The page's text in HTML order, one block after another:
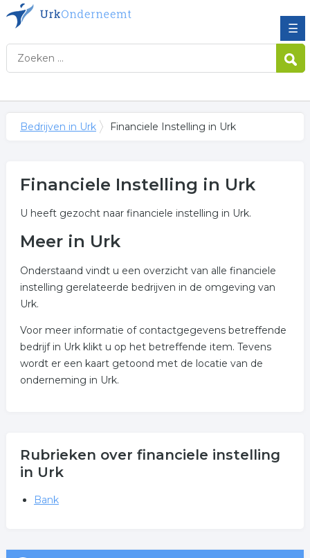
☰
Bedrijven in Urk Financiele Instelling in Urk
Financiele Instelling in Urk
U heeft gezocht naar financiele instelling in Urk.
Meer in Urk
Onderstaand vindt u een overzicht van alle financiele
instelling gerelateerde bedrijven in de omgeving van
Urk.
Voor meer informatie of contactgegevens betreffende
bedrijf in Urk klikt u op het betreffende item. Tevens
wordt er een kaart getoond met de locatie van de
onderneming in Urk.
Rubrieken over financiele instelling
in Urk
Bank